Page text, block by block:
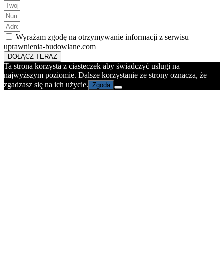
Wyrażam zgodę na otrzymywanie informacji z serwisu
uprawnienia-budowlane.com
DOŁĄCZ TERAZ
Ta strona korzysta z ciasteczek aby świadczyć usługi na
najwyższym poziomie. Dalsze korzystanie ze strony oznacza, że
zgadzasz się na ich użycie. Zgoda